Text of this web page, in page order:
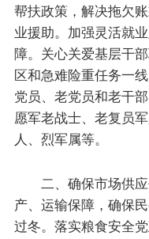
帮扶政策，解决拖欠
业援助。加强灵活就
障。关心关爱基层干
区和急难险重任务一
党员、老党员和老干
愿军老战士、老复员
人、烈军属等。
二、确保市场供应
产、运输保障，确保
过冬。落实粮食安全